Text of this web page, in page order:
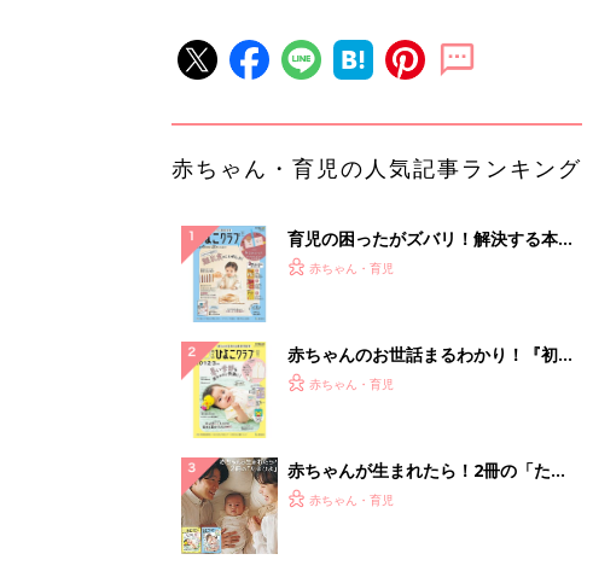
赤ちゃん・育児の人気記事ランキング
育児の困ったがズバリ！解決する本
『ひよこクラブ 秋号』 4カ月～2才
赤ちゃん・育児
赤ちゃんのお世話まるわかり！『初め
てのひよこクラブ 夏号』〈巻頭大特
赤ちゃん・育児
赤ちゃんが生まれたら！2冊の「たま
ひよ」
赤ちゃん・育児